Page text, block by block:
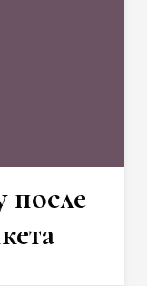
после